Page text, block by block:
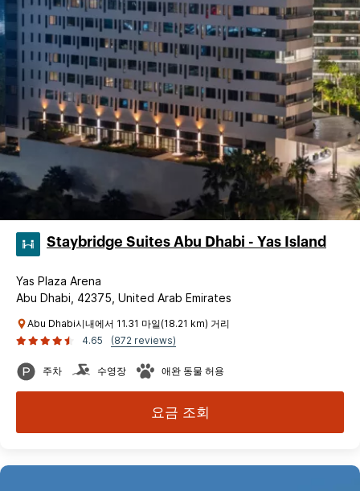
Staybridge Suites Abu Dhabi - Yas Island
Yas Plaza Arena
Abu Dhabi, 42375, United Arab Emirates
Abu Dhabi시내에서 11.31 마일(18.21 km) 거리
4.65
(872 reviews)
주차 수영장 애완 동물 허용
요금 조회